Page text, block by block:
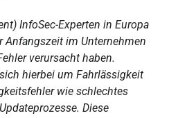
InfoSec-Experten in Europa
Anfangszeit im Unternehmen
verursacht haben.
hierbei um Fahrlässigkeit
wie schlechtes
Diese